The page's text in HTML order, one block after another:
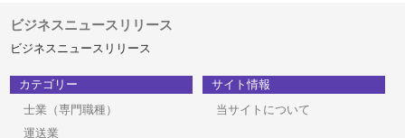
ビジネスニュースリリース
ビジネスニュースリリース
カテゴリー
士業（専門職種）
運送業
サイト情報
当サイトについて